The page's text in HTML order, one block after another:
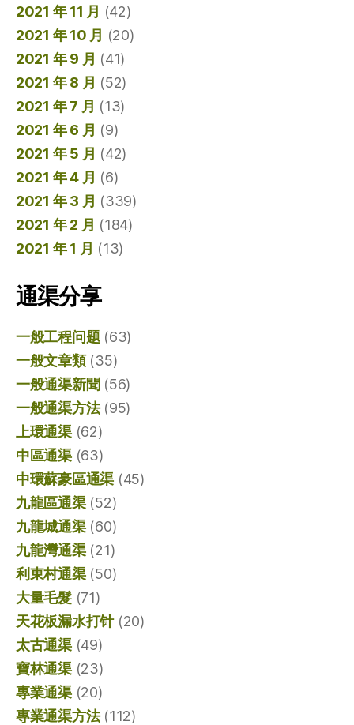
2021 年 11 月 (42)
2021 年 10 月 (20)
2021 年 9 月 (41)
2021 年 8 月 (52)
2021 年 7 月 (13)
2021 年 6 月 (9)
2021 年 5 月 (42)
2021 年 4 月 (6)
2021 年 3 月 (339)
2021 年 2 月 (184)
2021 年 1 月 (13)
通渠分享
一般工程问题(63)
一般文章類(35)
一般通渠新聞 (56)
一般通渠方法(95)
上環通渠(62)
中區通渠(63)
中環蘇豪區通渠 (45)
九龍區通渠(52)
九龍城通渠(60)
九龍灣通渠(21)
利東村通渠(50)
大量毛髮(71)
天花板漏水打针(20)
太古通渠(49)
寶林通渠(23)
專業通渠(20)
專業通渠方法(112)